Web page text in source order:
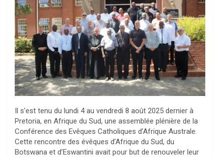
Il s’est tenu du lundi 4 au vendredi 8 août 2025 dernier à
Pretoria, en Afrique du Sud, une assemblée plénière de la
Conférence des Evêques Catholiques d’Afrique Australe.
Cette rencontre des évêques d’Afrique du Sud, du
Botswana et d’Eswantini avait pour but de renouveler leur